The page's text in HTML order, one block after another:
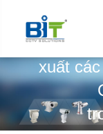
Chuyên
xuất